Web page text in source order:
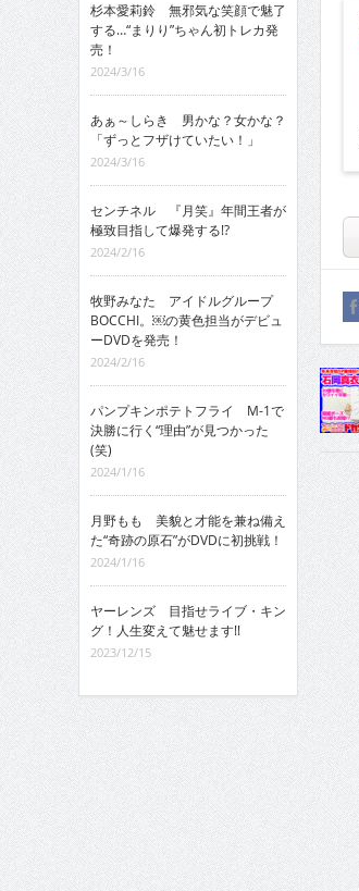
杉本愛莉鈴 無邪気な笑顔で魅了
する…“まりり”ちゃん初トレカ発
売！
2024/3/16
あぁ～しらき 男かな？女かな？
「ずっとフザけていたい！」
2024/3/16
センチネル 『月笑』年間王者が
極致目指して爆発する!?
2024/2/16
牧野みなた アイドルグループ
BOCCHI。￼の黄色担当がデビュ
ーDVDを発売！
2024/2/16
パンプキンポテトフライ M-1で
決勝に行く“理由”が見つかった
(笑)
2024/1/16
月野もも 美貌と才能を兼ね備え
た“奇跡の原石”がDVDに初挑戦！
2024/1/16
ヤーレンズ 目指せライブ・キン
グ！人生変えて魅せます!!
2023/12/15